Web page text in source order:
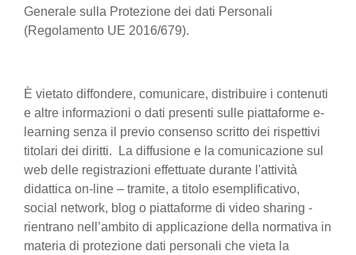
Generale sulla Protezione dei dati Personali
(Regolamento UE 2016/679).
È vietato diffondere, comunicare, distribuire i contenuti
e altre informazioni o dati presenti sulle piattaforme e-
learning senza il previo consenso scritto dei rispettivi
titolari dei diritti. La diffusione e la comunicazione sul
web delle registrazioni effettuate durante l'attività
didattica on-line – tramite, a titolo esemplificativo,
social network, blog o piattaforme di video sharing -
rientrano nell’ambito di applicazione della normativa in
materia di protezione dati personali che vieta la